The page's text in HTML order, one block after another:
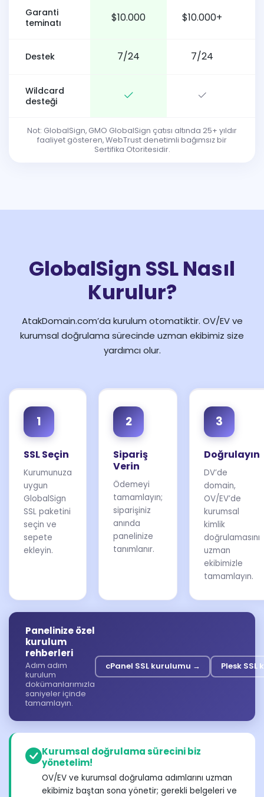
Garanti
teminatı
$10.000 $10.000+
Destek 7/24 7/24
Wildcard
desteği
Not: GlobalSign, GMO GlobalSign çatısı altında 25+ yıldır
faaliyet gösteren, WebTrust denetimli bağımsız bir
Sertifika Otoritesidir.
GlobalSign SSL Nasıl
Kurulur?
AtakDomain.com’da kurulum otomatiktir. OV/EV ve
kurumsal doğrulama sürecinde uzman ekibimiz size
yardımcı olur.
1
SSL Seçin
Kurumunuza
uygun
GlobalSign
SSL paketini
seçin ve
sepete
ekleyin.
2
Sipariş
Verin
Ödemeyi
tamamlayın;
siparişiniz
anında
panelinize
tanımlanır.
3
Doğrulayın
DV’de
domain,
OV/EV’de
kurumsal
kimlik
doğrulamasını
uzman
ekibimizle
tamamlayın.
Panelinize özel
kurulum
rehberleri
Adım adım
kurulum
dokümanlarımızla
saniyeler içinde
tamamlayın.
cPanel SSL kurulumu → Plesk
Kurumsal doğrulama sürecini biz
yönetelim!
OV/EV ve kurumsal doğrulama adımlarını uzman
ekibimiz baştan sona yönetir; gerekli belgeleri ve